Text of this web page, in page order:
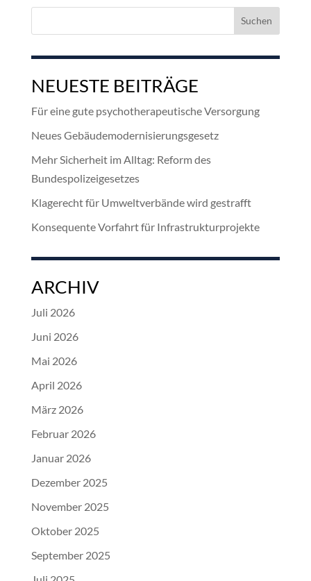
Suchen
NEUESTE BEITRÄGE
Für eine gute psychotherapeutische Versorgung
Neues Gebäudemodernisierungsgesetz
Mehr Sicherheit im Alltag: Reform des
Bundespolizeigesetzes
Klagerecht für Umweltverbände wird gestrafft
Konsequente Vorfahrt für Infrastrukturprojekte
ARCHIV
Juli 2026
Juni 2026
Mai 2026
April 2026
März 2026
Februar 2026
Januar 2026
Dezember 2025
November 2025
Oktober 2025
September 2025